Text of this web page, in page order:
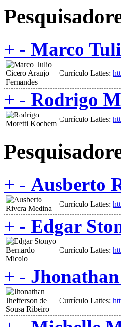
+ - Marco
Currículo Lattes:
+ - Rodrigo
Currículo Lattes:
+ - Ausberto
Currículo Lattes:
+ - Edgar
Currículo Lattes:
+ -
Currículo Lattes: